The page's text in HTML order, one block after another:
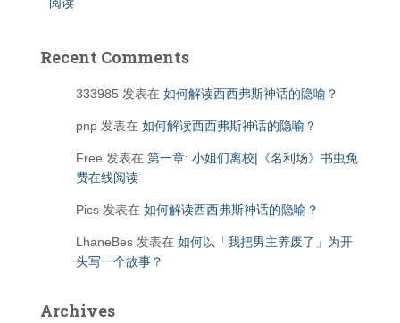
Recent Comments
333985 发表在 如何解读西西弗斯神话的隐喻？
pnp 发表在 如何解读西西弗斯神话的隐喻？
Free 发表在 第一章: 小姐们离校|《名利场》书虫免
费在线阅读
Pics 发表在 如何解读西西弗斯神话的隐喻？
LhaneBes 发表在 如何以「我把男主养废了」为开
头写一个故事？
Archives